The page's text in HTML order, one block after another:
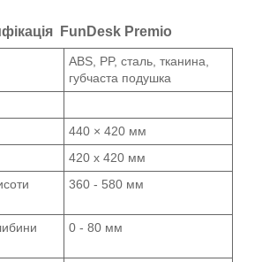
FunDesk Premio
ABS, PP, сталь, тканина,
губчаста подушка
440 × 420 мм
420 x 420 мм
360 - 580 мм
0 - 80 мм